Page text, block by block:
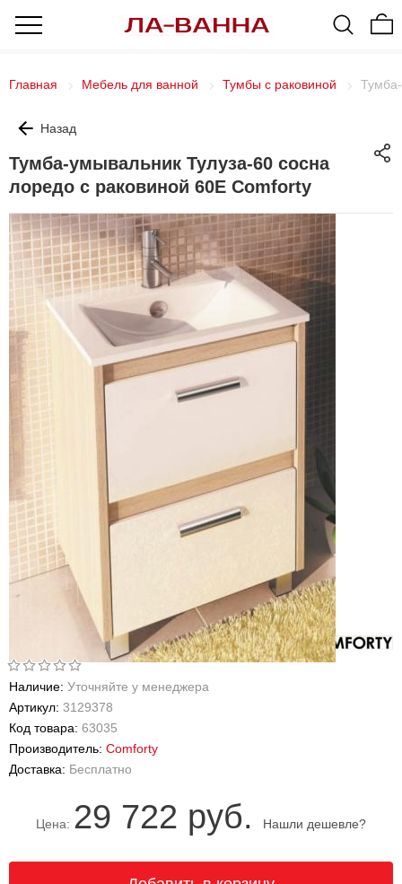
Главная Мебель для ванной Тумбы с раковиной
Назад
Тумба-умывальник Тулуза-60 сосна
лоредо с раковиной 60E Comforty
Наличие: Уточняйте у менеджера
Артикул: 3129378
Код товара: 63035
Производитель: Comforty
Доставка: Бесплатно
Цена: 29 722 руб. Нашли дешевле?